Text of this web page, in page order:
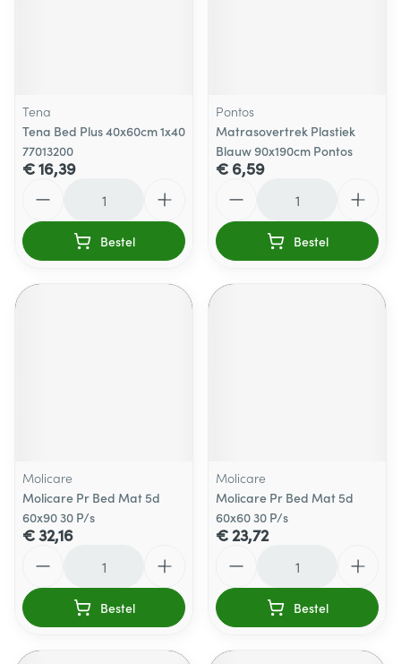
Tena
Tena Bed Plus 40x60cm 1x40
77013200
€ 16,39
Bestel
Pontos
Matrasovertrek Plastiek
Blauw 90x190cm Pontos
€ 6,59
Bestel
Molicare
Molicare Pr Bed Mat 5d
60x90 30 P/s
€ 32,16
Bestel
Molicare
Molicare Pr Bed Mat 5d
60x60 30 P/s
€ 23,72
Bestel